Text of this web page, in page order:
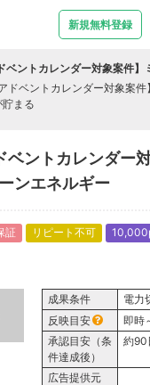
新規無料登録
ベントカレンダー対象案件
ドベントカレンダー対象案
まる
ベントカレンダー
ンエネルギー
証 リピート不可
成果条件
電力
反映目安
即時
承認目安（条
件達成後）
約90
広告提供元